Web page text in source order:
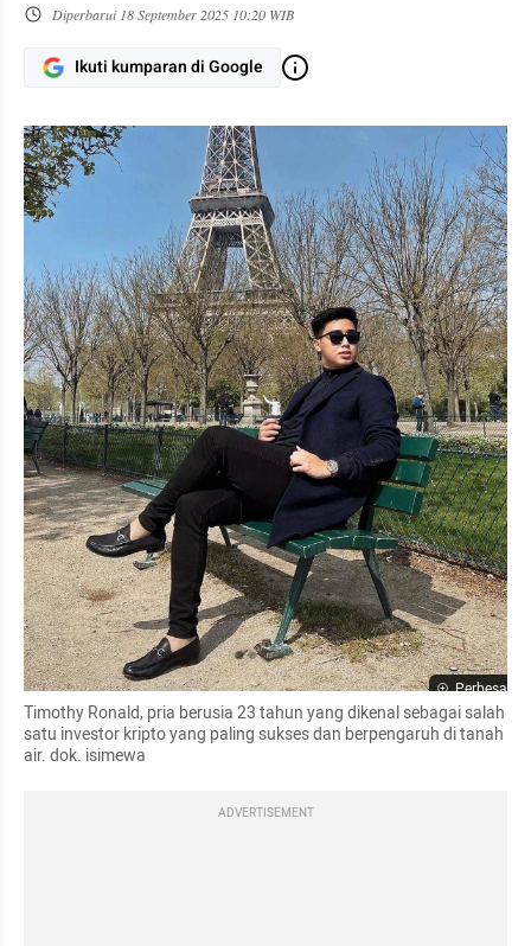
Diperbarui 18 September 2025 10:20 WIB
Ikuti kumparan di Google
Perbesar
Timothy Ronald, pria berusia 23 tahun yang dikenal sebagai salah
satu investor kripto yang paling sukses dan berpengaruh di tanah
air. dok. isimewa
ADVERTISEMENT